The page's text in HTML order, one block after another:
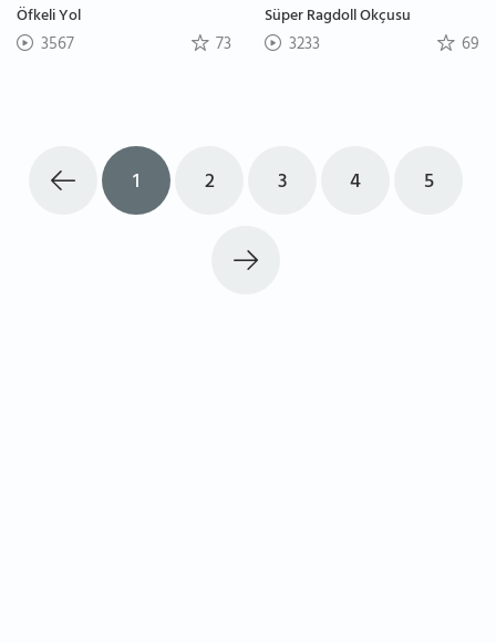
Öfkeli Yol
3567 73
Süper Ragdoll Okçusu
3233 69
1 2 3 4 5